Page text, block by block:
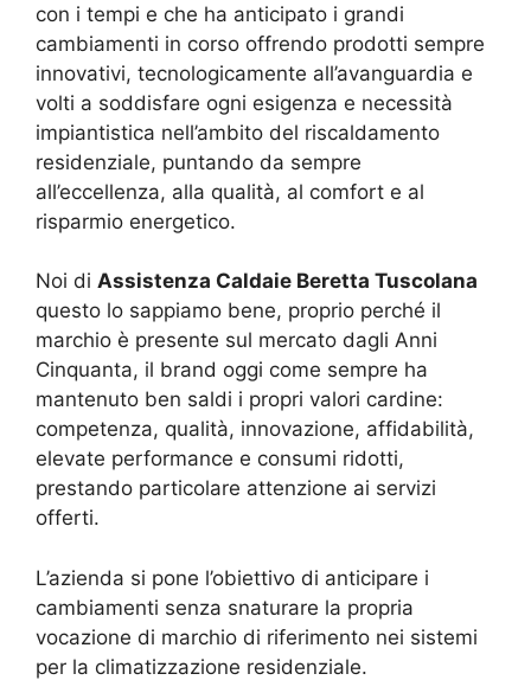
con i tempi e che ha anticipato i grandi
cambiamenti in corso offrendo prodotti sempre
innovativi, tecnologicamente all’avanguardia e
volti a soddisfare ogni esigenza e necessità
impiantistica nell’ambito del riscaldamento
residenziale, puntando da sempre
all’eccellenza, alla qualità, al comfort e al
risparmio energetico.
Noi di Assistenza Caldaie Beretta Tuscolana
questo lo sappiamo bene, proprio perché il
marchio è presente sul mercato dagli Anni
Cinquanta, il brand oggi come sempre ha
mantenuto ben saldi i propri valori cardine:
competenza, qualità, innovazione, affidabilità,
elevate performance e consumi ridotti,
prestando particolare attenzione ai servizi
offerti.
L’azienda si pone l’obiettivo di anticipare i
cambiamenti senza snaturare la propria
vocazione di marchio di riferimento nei sistemi
per la climatizzazione residenziale.